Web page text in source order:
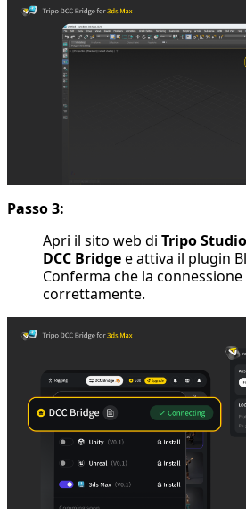
Passo 3:
Apri il sito web di Tripo Studio
DCC Bridgee attiva il plugin
Conferma che la
correttamente.